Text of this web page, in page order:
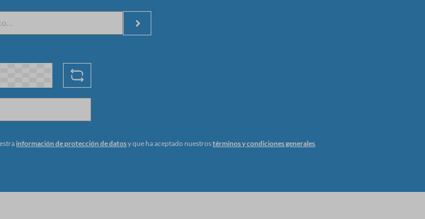
información de protección de datosy que ha aceptado nuestrostérminos y condiciones generales